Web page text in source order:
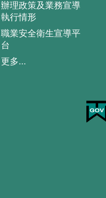
辦理政策及業務宣導
執行情形
職業安全衛生宣導平
台
更多...